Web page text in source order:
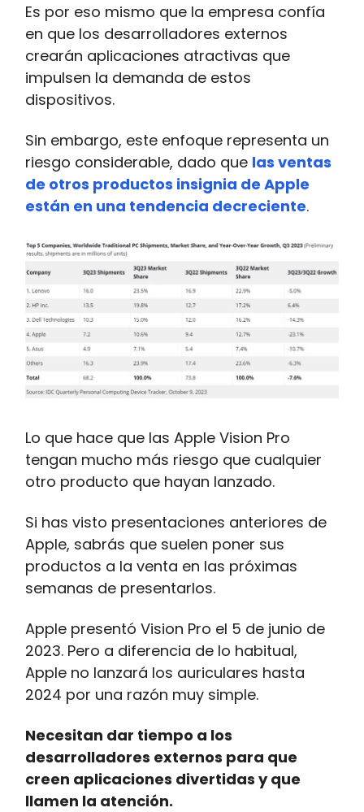
Es por eso mismo que la empresa confía
en que los desarrolladores externos
crearán aplicaciones atractivas que
impulsen la demanda de estos
dispositivos.
Sin embargo, este enfoque representa un
riesgo considerable, dado que las ventas
de otros productos insignia de Apple
están en una tendencia decreciente.
Lo que hace que las Apple Vision Pro
tengan mucho más riesgo que cualquier
otro producto que hayan lanzado.
Si has visto presentaciones anteriores de
Apple, sabrás que suelen poner sus
productos a la venta en las próximas
semanas de presentarlos.
Apple presentó Vision Pro el 5 de junio de
2023. Pero a diferencia de lo habitual,
Apple no lanzará los auriculares hasta
2024 por una razón muy simple.
Necesitan dar tiempo a los
desarrolladores externos para que
creen aplicaciones divertidas y que
llamen la atención.